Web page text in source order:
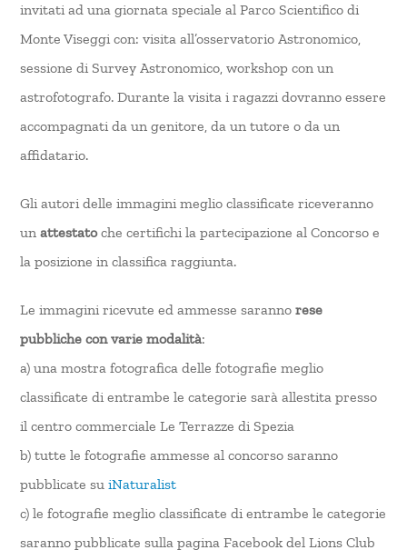
invitati ad una giornata speciale al Parco Scientifico di
Monte Viseggi con: visita all’osservatorio Astronomico,
sessione di Survey Astronomico, workshop con un
astrofotografo. Durante la visita i ragazzi dovranno essere
accompagnati da un genitore, da un tutore o da un
affidatario.
Gli autori delle immagini meglio classificate riceveranno
unattestatoche certifichi la partecipazione al Concorso e
la posizione in classifica raggiunta.
Le immagini ricevute ed ammesse sarannorese
pubbliche con varie modalità:
a) una mostra fotografica delle fotografie meglio
classificate di entrambe le categorie sarà allestita presso
il centro commerciale Le Terrazze di Spezia
b) tutte le fotografie ammesse al concorso saranno
pubblicate suiNaturalist
c) le fotografie meglio classificate di entrambe le categorie
saranno pubblicate sulla pagina Facebook del Lions Club